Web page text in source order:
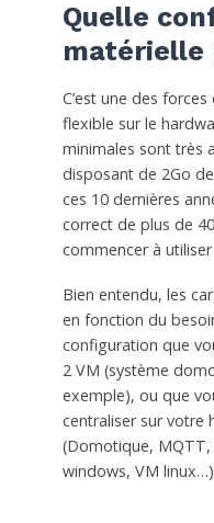
Quelle
matérielle
C’est une des
flexible sur le
minimales sont très
disposant de 2Go
ces 10 dernières
correct de plus de
commencer à
Bien entendu, les
en fonction du
configuration que
2 VM (système
exemple), ou que
centraliser sur votre
(Domotique,
windows, VM